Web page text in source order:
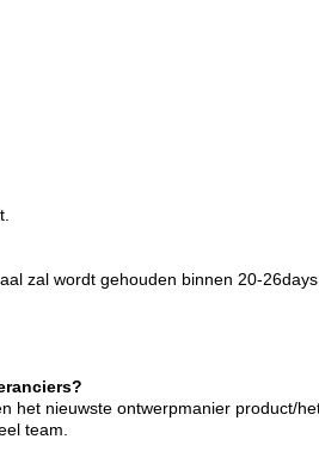
zal wordt gehouden binnen 20-
nieuwste ontwerpmanier product/
team.